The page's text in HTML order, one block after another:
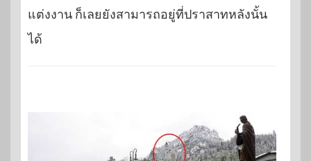
แต่งงาน ก็เลยยังสามารถอยู่ที่ปราสาทหลังนั้น
ได้